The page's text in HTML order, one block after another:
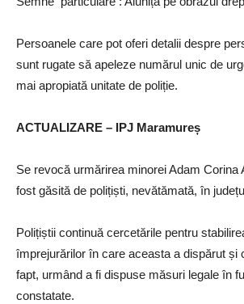
Persoanele care pot oferi detalii despre
sunt rugate să apeleze numărul unic de
mai apropiată unitate de poliție.
ACTUALIZARE – IPJ Maramureș
Se revocă urmărirea minorei Adam Corina
fost găsită de polițiști, nevătămată, în
Polițiștii continuă cercetările pentru
împrejurărilor în care aceasta a dispărut și
fapt, urmând a fi dispuse măsuri legale în
constatate.